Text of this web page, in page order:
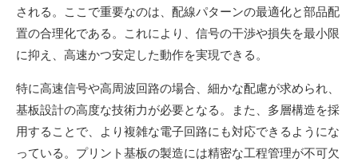
される。ここで重要なのは、配線パターンの最適化と部品配
置の合理化である。これにより、信号の干渉や損失を最小限
に抑え、高速かつ安定した動作を実現できる。
特に高速信号や高周波回路の場合、細かな配慮が求められ、
基板設計の高度な技術力が必要となる。また、多層構造を採
用することで、より複雑な電子回路にも対応できるようにな
っている。プリント基板の製造には精密な工程管理が不可欠